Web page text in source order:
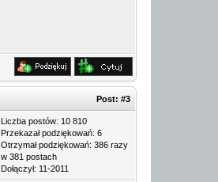
Post: #3
Liczba postów: 10 810
Przekazał podziękowań: 6
Otrzymał podziękowań: 386 razy
w 381 postach
Dołączył: 11-2011